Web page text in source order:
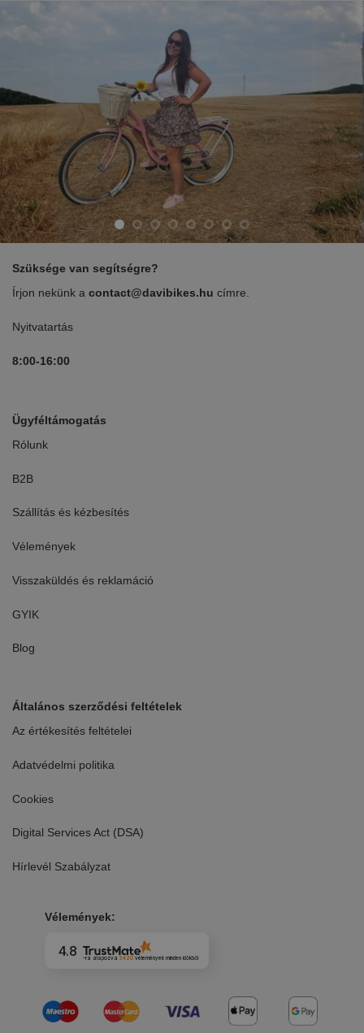
Szüksége van segítségre?
Írjon nekünk a contact@davibikes.hu címre.
Nyitvatartás
8:00-16:00
Ügyféltámogatás
Rólunk
B2B
Szállítás és kézbesítés
Vélemények
Visszaküldés és reklamáció
GYIK
Blog
Általános szerződési feltételek
Az értékesítés feltételei
Adatvédelmi politika
Cookies
Digital Services Act (DSA)
Hírlevél Szabályzat
Vélemények:
4.8 -ra alapozva 3420 véleményekminden időkből